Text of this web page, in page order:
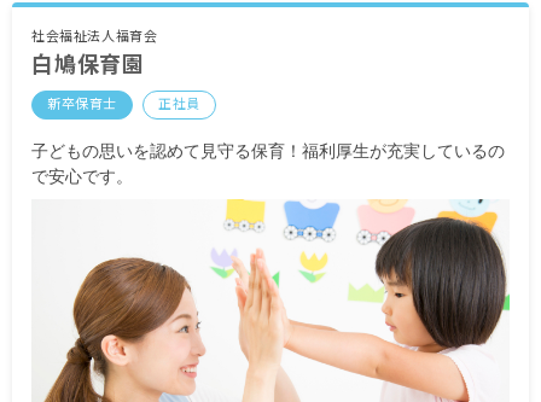
住宅手当（正社員入職後より支給）
社会福祉法人福育会
白鳩保育園
新卒保育士 正社員
子どもの思いを認めて見守る保育！福利厚生が充実しているの
で安心です。